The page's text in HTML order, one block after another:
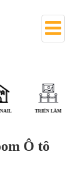
TRIỂN LÃM
Ô tô